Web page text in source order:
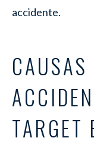
accidente.
TARGET